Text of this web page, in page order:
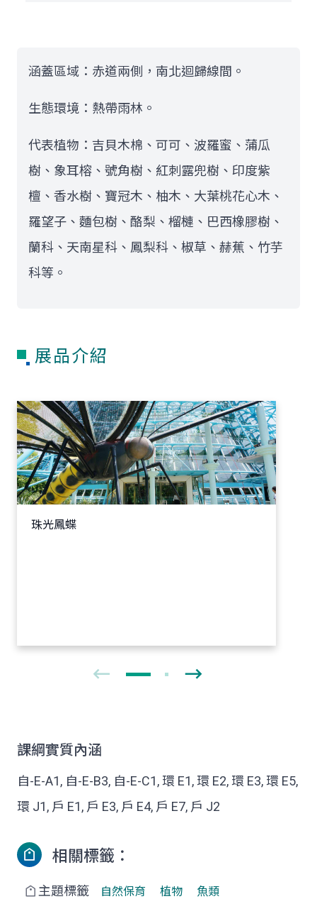
涵蓋區域：赤道兩側，南北迴歸線間。
生態環境：熱帶雨林。
代表植物：吉貝木棉、可可、波羅蜜、蒲瓜
樹、象耳榕、號角樹、紅刺露兜樹、印度紫
檀、香水樹、寶冠木、柚木、大葉桃花心木、
羅望子、麵包樹、酪梨、榴槤、巴西橡膠樹、
蘭科、天南星科、鳳梨科、椒草、赫蕉、竹芋
科等。
展品介紹
珠光鳳蝶
課綱實質內涵
自-E-A1, 自-E-B3, 自-E-C1, 環 E1, 環 E2, 環 E3, 環 E5,
環 J1, 戶 E1, 戶 E3, 戶 E4, 戶 E7, 戶 J2
相關標籤：
主題標籤 自然保育 植物 魚類